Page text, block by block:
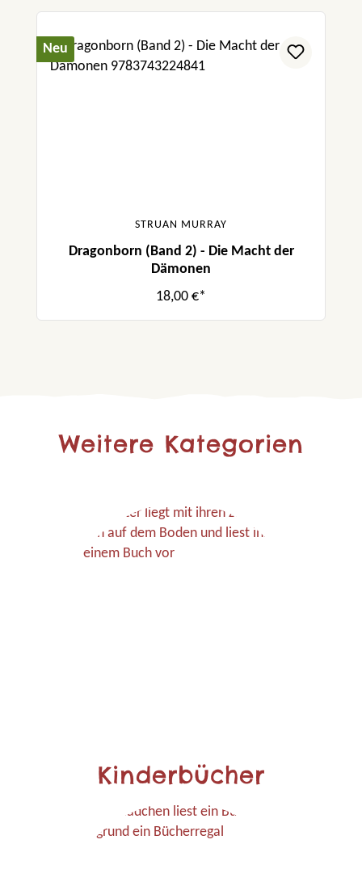
Neu
STRUAN MURRAY
Dragonborn (Band 2) - Die Macht der
Dämonen
18,00 €*
Weitere Kategorien
Kinderbücher